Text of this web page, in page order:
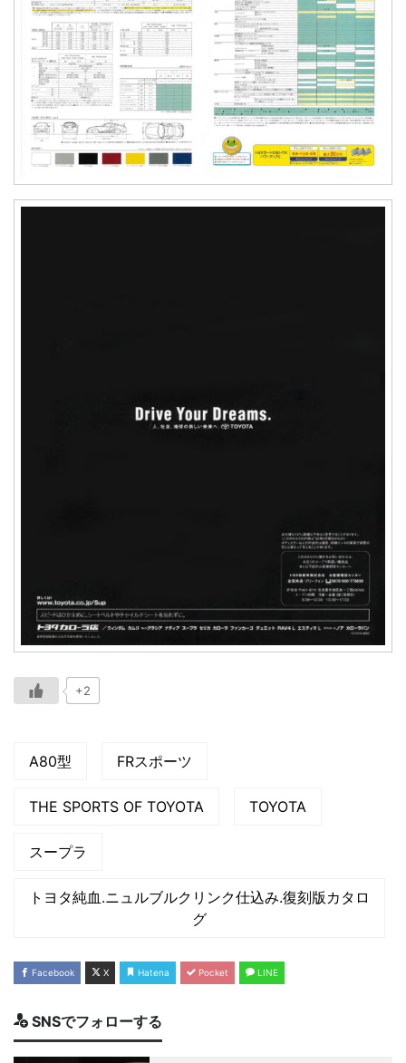
+2
A80型 FRスポーツ
THE SPORTS OF TOYOTA TOYOTA
スープラ
トヨタ純血.ニュルブルクリンク仕込み.復刻版カタロ
グ
Facebook X Hatena Pocket LINE
SNSでフォローする